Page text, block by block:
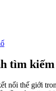
tìm kiếm
nối thế giới